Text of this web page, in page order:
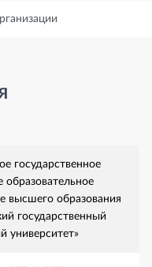
государственное
высшего образования
государственный
университет»